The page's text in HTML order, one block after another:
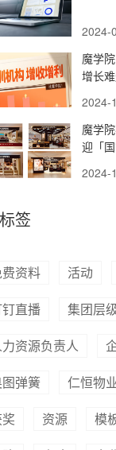
2024-
魔学
增长
2024-
魔学
迎「
2024-
标签
资料 活动
直播
集团层
资源负责人
弹簧
仁恒物
资源 模